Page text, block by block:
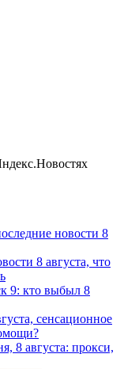
новости 8
8 августа, что
9: кто выбыл 8
сенсационное
8 августа: прокси,